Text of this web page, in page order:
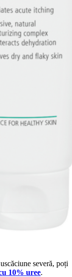
severă, poți
10% uree.